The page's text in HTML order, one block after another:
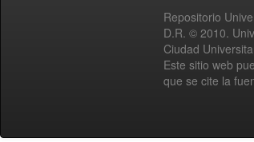
Repositorio
D.R. © 2010.
Ciudad
Este sitio web
que se cite la